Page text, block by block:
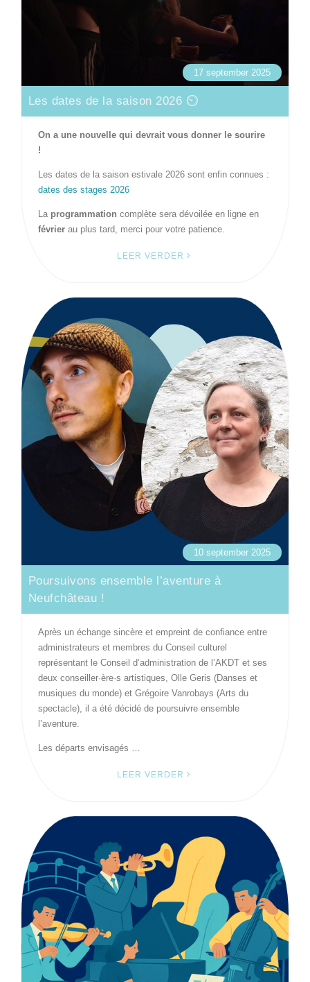
17 september 2025
Les dates de la saison 2026 ⏲️
On a une nouvelle qui devrait vous donner le sourire
!
Les dates de la saison estivale 2026 sont enfin connues :
dates des stages 2026
La programmation complète sera dévoilée en ligne en
février au plus tard, merci pour votre patience.
LEER VERDER
10 september 2025
Poursuivons ensemble l’aventure à
Neufchâteau !
Après un échange sincère et empreint de confiance entre
administrateurs et membres du Conseil culturel
représentant le Conseil d’administration de l’AKDT et ses
deux conseiller·ère·s artistiques, Olle Geris (Danses et
musiques du monde) et Grégoire Vanrobays (Arts du
spectacle), il a été décidé de poursuivre ensemble
l’aventure.
Les départs envisagés …
LEER VERDER